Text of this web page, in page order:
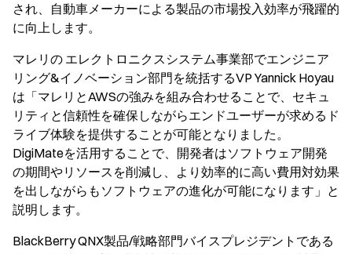
され、自動車メーカーによる製品の市場投入効率が飛躍的
に向上します。
マレリの エレクトロニクスシステム事業部でエンジニア
リング&イノベーション部門を統括するVP Yannick Hoyau
は「マレリとAWSの強みを組み合わせることで、セキュ
リティと信頼性を確保しながらエンドユーザーが求めるド
ライブ体験を提供することが可能となりました。
DigiMateを活用することで、開発者はソフトウェア開発
の期間やリソースを削減し、より効率的に高い費用対効果
を出しながらもソフトウェアの進化が可能になります」と
説明します。
BlackBerry QNX製品/戦略部門バイスプレジデントである